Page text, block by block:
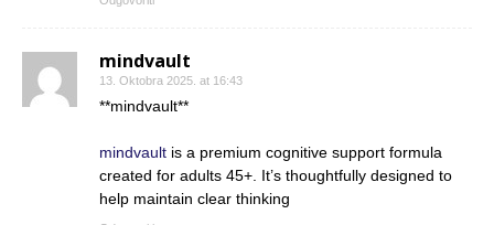
mindvault
13. Oktobra 2025. at 16:43
** mindvault**
mindvault is a premium cognitive support formula
created for adults 45+. It’s thoughtfully designed to
help maintain clear thinking